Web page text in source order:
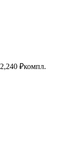
2,240 ₽компл.